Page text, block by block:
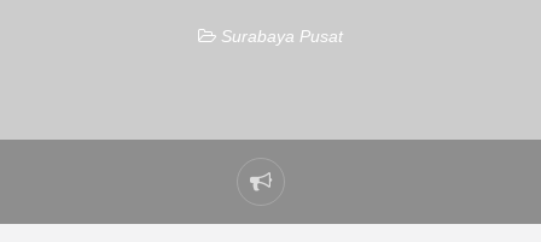
Surabaya Pusat
Laporkan
masalah